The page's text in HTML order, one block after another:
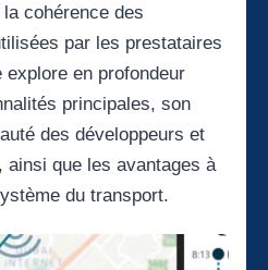
cohérence des
par les prestataires
en profondeur
principales, son
des développeurs et
que les avantages à
du transport.